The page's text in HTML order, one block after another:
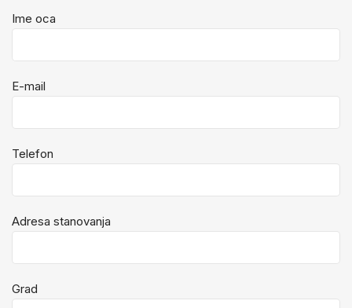
Ime oca
E-mail
Telefon
Adresa stanovanja
Grad